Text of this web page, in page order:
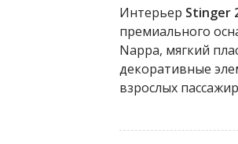
Интерьер Stinger
премиального
Nappa, мягкий
декоративные
взрослых